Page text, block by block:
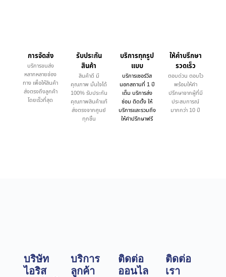
การจัดส่ง
บริการขนส่ง
หลากหลายช่อง
ทาง เพื่อให้สินค้า
ส่งตรงถึงลูกค้า
โดยเร็วที่สุด
รับประกัน
สินค้า
สินค้าดี มี
คุณภาพ มั่นใจได้
100% รับประกัน
คุณภาพสินค้าแท้
ส่งตรงจากศูนย์
ทุกชิ้น
บริการทุกรูป
แบบ
บริการเซอร์วิส
นอกสถานที่ 1 ปี
เต็ม บริการส่ง
ซ่อม ติดตั้ง ให้
บริการและรวมถึง
ให้คำปรึกษาฟรี
ให้คำบรึกษา
รวดเร็ว
ตอบด่วน ตอบไว
พร้อมให้คำ
ปรึกษาจากผู้ที่มี
ประสบการณ์
มากกว่า 10 ปี
บริษัท
ไอริส
บริการ
ลูกค้า
ติดต่อ
ออนไล
ติดต่อ
เรา